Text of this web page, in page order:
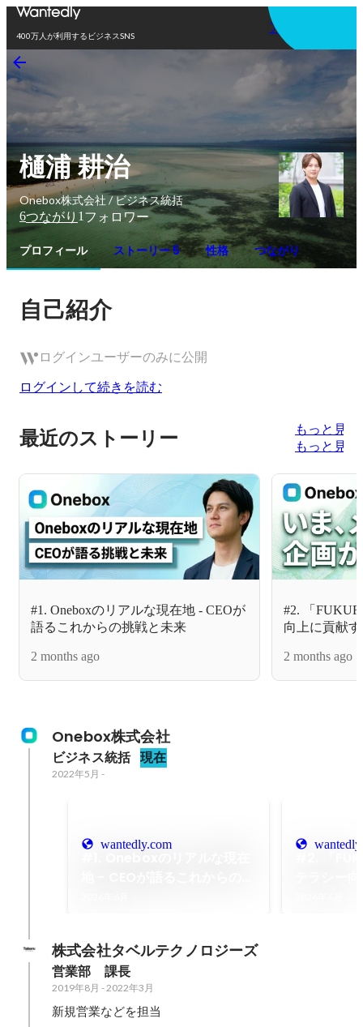
400万人が利用するビジネスSNS
アプリを使う
樋浦 耕治
Onebox株式会社 / ビジネス統括
6つながり 1 フォロワー
プロフィール ストーリー 5 性格 つながり
自己紹介
ログインユーザーのみに公開
ログインして続きを読む
最近のストーリー
もっと見る
もっと見る
#1. Oneboxのリアルな現在地 - CEOが
語るこれからの挑戦と未来
2 months ago
#2. 「
向上に貢献
2 months ago
Onebox株式会社
ビジネス統括 現在
2022年5月 -
wantedly.com
株式会社タベルテクノロジーズ
営業部　課長
2019年8月 - 2022年3月
新規営業などを担当